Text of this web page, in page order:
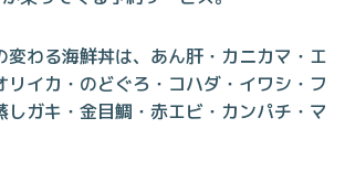
変わる海鮮丼は、あん肝・カニカマ・エ
リイカ・のどぐろ・コハダ・イワシ・フ
しガキ・金目鯛・赤エビ・カンパチ・マ